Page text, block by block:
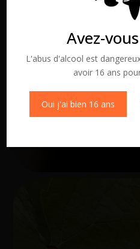
Avez-
L'abus d'alcool est
avoir 16 ans
Oui j'ai bien 16 ans